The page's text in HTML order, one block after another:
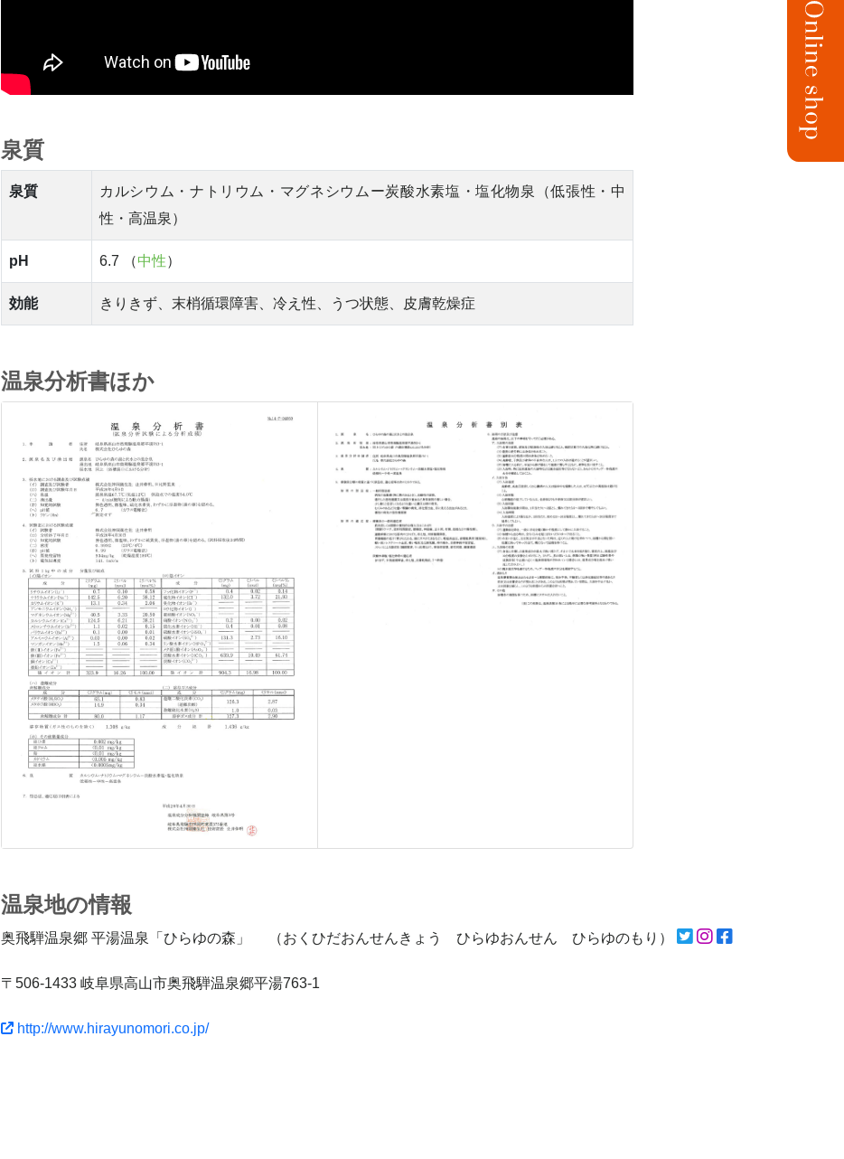
泉質
泉質
カルシウム・ナトリウム・マグネシウムー炭酸水素塩・塩化物泉（低張性・中
性・高温泉）
pH 6.7 （中性）
効能 きりきず、末梢循環障害、冷え性、うつ状態、皮膚乾燥症
温泉分析書ほか
温泉地の情報
奥飛騨温泉郷 平湯温泉「ひらゆの森」 （おくひだおんせんきょう ひらゆおんせん ひらゆのもり）
〒506-1433 岐阜県高山市奥飛騨温泉郷平湯763-1
http://www.hirayunomori.co.jp/